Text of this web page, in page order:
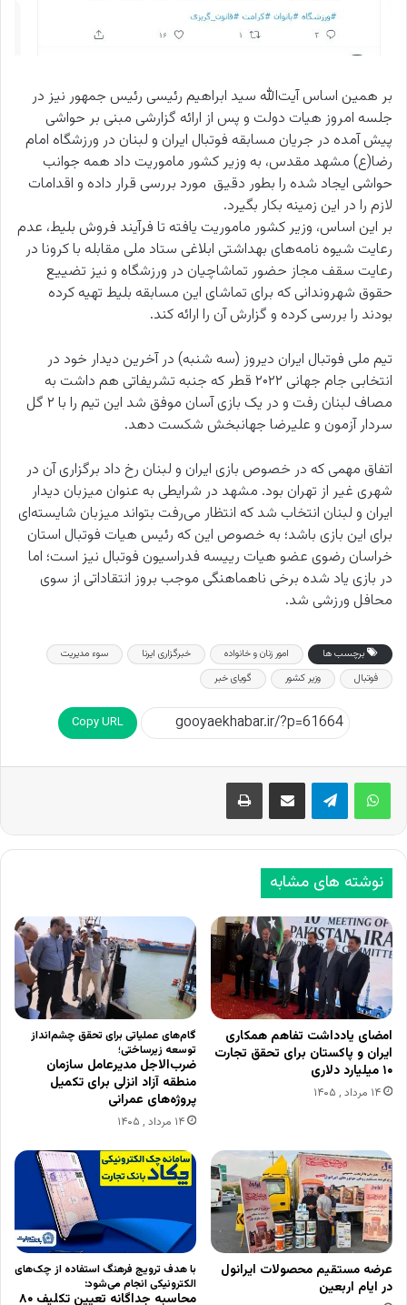
بر همین اساس آیت‌الله سید ابراهیم رئیسی رئیس جمهور نیز در
جلسه امروز هیات دولت و پس از ارائه گزارشی مبنی بر حواشی
پیش آمده در جریان مسابقه فوتبال ایران و لبنان در ورزشگاه امام
رضا(ع) مشهد مقدس، به وزیر کشور ماموریت داد همه جوانب
حواشی ایجاد شده را بطور دقیق مورد بررسی قرار داده و اقدامات
لازم را در این زمینه بکار بگیرد.
بر این اساس، وزیر کشور ماموریت یافته تا فرآیند فروش بلیط،‌ عدم
رعایت شیوه نامه‌های بهداشتی ابلاغی ستاد ملی مقابله با کرونا در
رعایت سقف مجاز حضور تماشاچیان در ورزشگاه و نیز تضییع
حقوق شهروندانی که برای تماشای این مسابقه بلیط تهیه کرده
بودند را بررسی کرده و گزارش آن را ارائه کند.
تیم ملی فوتبال ایران دیروز (سه شنبه) در آخرین دیدار خود در
انتخابی جام جهانی ۲۰۲۲ قطر که جنبه تشریفاتی هم داشت به
مصاف لبنان رفت و در یک بازی آسان موفق شد این تیم را با ۲ گل
سردار آزمون و علیرضا جهانبخش شکست دهد.
اتفاق مهمی که در خصوص بازی ایران و لبنان رخ داد برگزاری آن در
شهری غیر از تهران بود. مشهد در شرایطی به عنوان میزبان دیدار
ایران و لبنان انتخاب شد که انتظار می‌رفت بتواند میزبان شایسته‌ای
برای این بازی باشد؛ به خصوص این که رئیس هیات فوتبال استان
خراسان رضوی عضو هیات رییسه فدراسیون فوتبال نیز است؛ اما
در بازی یاد شده برخی ناهماهنگی موجب بروز انتقاداتی از سوی
محافل ورزشی شد.
برچسب ها امور زنان و خانواده خبرگزاری ایرنا
سوء مدیریت
فوتبال
وزیر کشور گویای خبر
Copy URL
اشتراک گذاری از طریق ایمیل چاپ
نوشته های مشابه
امضای یادداشت تفاهم همکاری
ایران و پاکستان برای تحقق تجارت
۱۰ میلیارد دلاری
۱۴ مرداد , ۱۴۰۵
گام‌های عملیاتی برای تحقق چشم‌انداز
توسعه زیرساختی؛
ضرب‌الاجل مدیرعامل سازمان
منطقه آزاد انزلی برای تکمیل
پروژه‌های عمرانی
۱۴ مرداد , ۱۴۰۵
عرضه مستقیم محصولات ایرانول
در ایام اربعین
با هدف ترویج فرهنگ استفاده از چک‌های
الکترونیکی انجام می‌شود:
محاسبه جداگانه تعیین تکلیف ۸۰